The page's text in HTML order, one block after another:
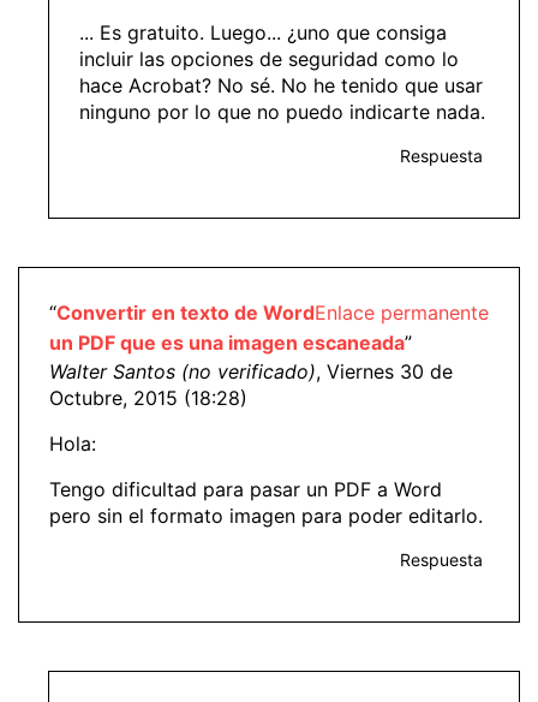
... Es gratuito. Luego... ¿uno que consiga
incluir las opciones de seguridad como lo
hace Acrobat? No sé. No he tenido que usar
ninguno por lo que no puedo indicarte nada.
Respuesta
Enlace permanente
“Convertir en texto de Word
un PDF que es una imagen escaneada”
Walter Santos (no verificado), Viernes 30 de
Octubre, 2015 (18:28)
Hola:
Tengo dificultad para pasar un PDF a Word
pero sin el formato imagen para poder editarlo.
Respuesta